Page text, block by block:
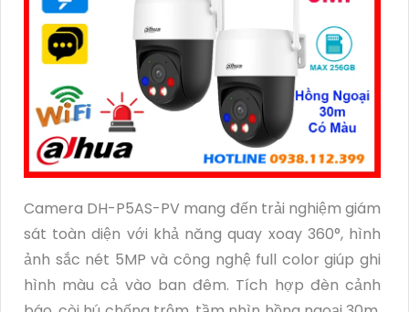
Camera DH-P5AS-PV mang đến trải nghiệm giám
sát toàn diện với khả năng quay xoay 360°, hình
ảnh sắc nét 5MP và công nghệ full color giúp ghi
hình màu cả vào ban đêm. Tích hợp đèn cảnh